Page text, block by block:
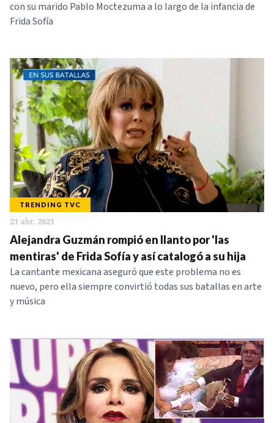
con su marido Pablo Moctezuma a lo largo de la infancia de
Frida Sofía
TRENDING TVC
21 abr. 2021
Alejandra Guzmán rompió en llanto por 'las
mentiras' de Frida Sofía y así catalogó a su hija
La cantante mexicana aseguró que este problema no es
nuevo, pero ella siempre convirtió todas sus batallas en arte
y música